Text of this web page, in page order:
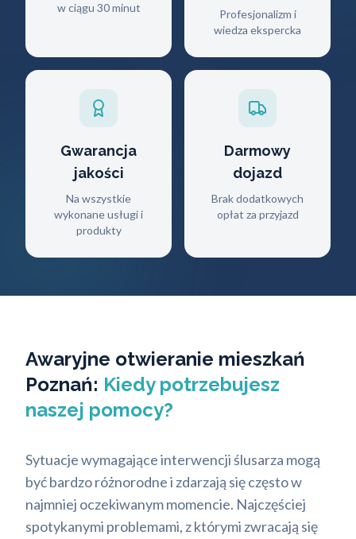
w ciągu 30 minut
Profesjonalizm i
wiedza ekspercka
Gwarancja
jakości
Na wszystkie
wykonane usługi i
produkty
Darmowy
dojazd
Brak dodatkowych
opłat za przyjazd
Awaryjne otwieranie mieszkań
Poznań: Kiedy potrzebujesz
naszej pomocy?
Sytuacje wymagające interwencji ślusarza mogą
być bardzo różnorodne i zdarzają się często w
najmniej oczekiwanym momencie. Najczęściej
spotykanymi problemami, z którymi zwracają się